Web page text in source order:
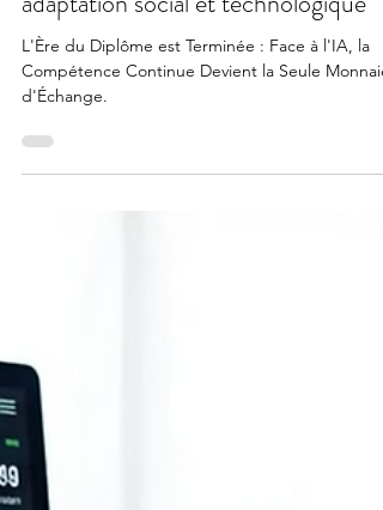
L'IA, éducation, Fin du Diplôme :
adaptation social et technologique
L'Ère du Diplôme est Terminée : Face à l'IA, la
d'Échange.